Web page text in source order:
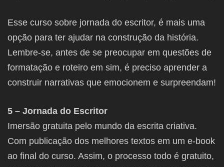
Esse curso sobre jornada do escritor, é mais uma
opção para ter ajudar na construção da história.
Lembre-se, antes de se preocupar em questões de
formatação e roteiro em sim, é preciso aprender a
construir narrativas que emocionem e surpreendam!
5 – Jornada do Escritor
Imersão gratuita pelo mundo da escrita criativa.
Com publicação dos melhores textos em um e-book
ao final do curso. Assim, o processo todo é gratuito,